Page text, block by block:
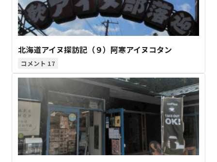
北海道アイヌ探訪記（９）阿寒アイヌコタン
17